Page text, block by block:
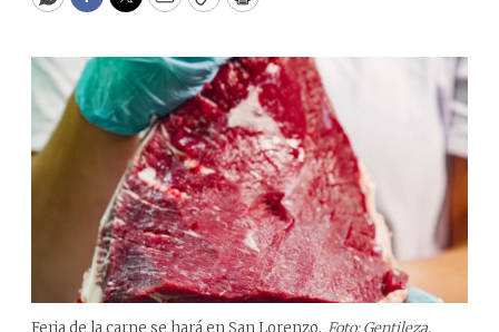
WhatsApp
Facebook
Twitter
EmailCopyPrint
Feria de la carne se hará en San Lorenzo. Foto: Gentileza.